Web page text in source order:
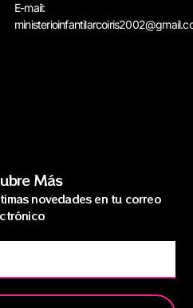
E-mail:
Más
novedades en tu correo